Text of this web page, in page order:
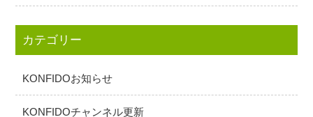
カテゴリー
KONFIDOお知らせ
KONFIDOチャンネル更新